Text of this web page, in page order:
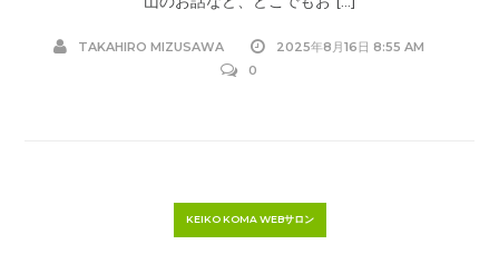
TAKAHIRO MIZUSAWA
2025年8月16日 8:55 AM
0
KEIKO KOMA WEBサロン